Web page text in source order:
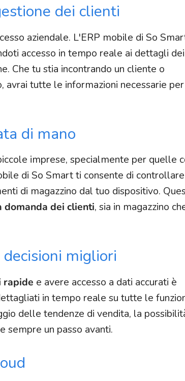
dei clienti
aziendale. L'ERP mobile di So
accesso in tempo reale ai dettagli
Che tu stia incontrando un cliente o
avrai tutte le informazioni necessarie
di mano
imprese, specialmente per quelle
di So Smart ti consente di
di magazzino dal tuo dispositivo.
domanda dei clienti, sia in magazzino
migliori
rapide e avere accesso a dati accurati è
in tempo reale su tutte le
delle tendenze di vendita, la
sempre un passo avanti.